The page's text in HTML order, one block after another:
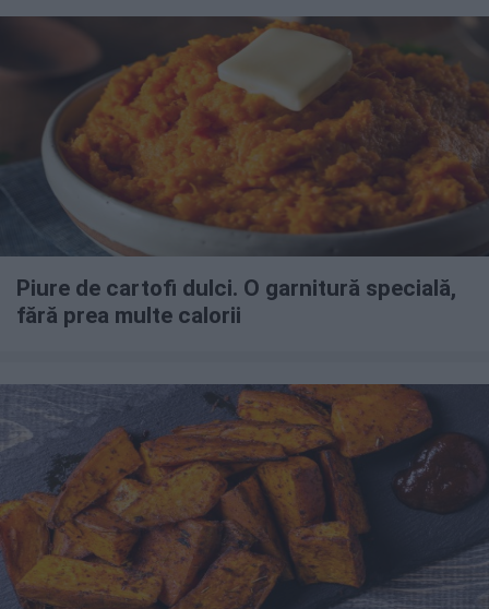
Piure de cartofi dulci. O garnitură specială,
fără prea multe calorii